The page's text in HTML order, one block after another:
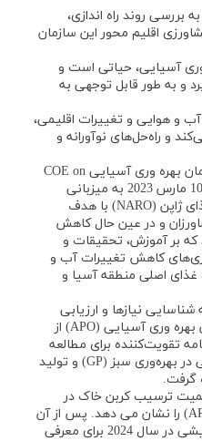
بررسی روند راه اندازی،
اقلیم محور این سازمان
آسیایی، حیاتی است و
و به طور قابل توجهی به
آب و هوایی و تغییرات اقلیمی،
و راه‌حل‌های نوآورانه و
مرکز تعالی کشاورزی اقلیم محور سازمان بهره وری آسیایی COE on
Climate-smart Agriculture (CSA) در 10 مارس 2023 به میزبانی
سازمان ملی تحقیقات کشاورزی و غذای ژاپن (NARO) با هدف
و در عین حال کاهش
بر آموزش، تحقیقات و
کاهش تغییرات آب و
غذای اصلی منطقه آسیا و
به شناسایی نیازها و ارزیابی
آمادگی در میان 8 کشور عضو سازمان بهره وری آسیایی (APO) از
تقویت‌کننده برای مطالعه
بهترین شیوه‌ها و عملیات مراکز تعالی در بهره‌وری سبز (GP) و تولید
اهمیت ترسیب کربن خاک در
اعضای سازمان بهره وری آسیایی (APO) را نشان می دهد. پس از آن
نظرسنجی، تایلند برای یک پروژه آزمایشی در سال 2024 برای معرفی